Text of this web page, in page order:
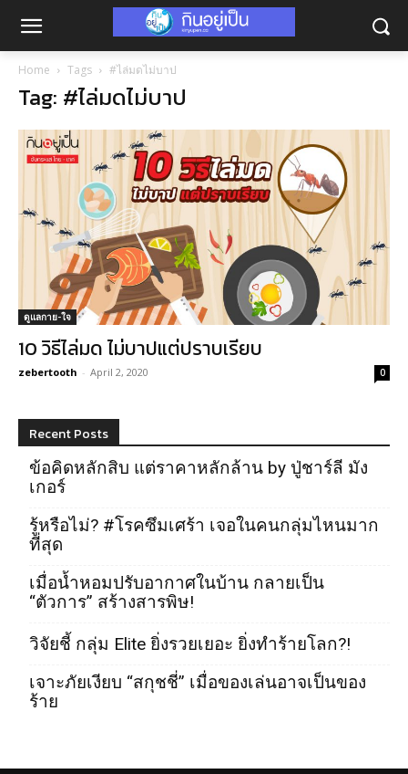
Home Tags #ไล่มดไม่บาป
Tag: #ไล่มดไม่บาป
ดูแลกาย-ใจ
10 วิธีไล่มด ไม่บาปแต่ปราบเรียบ
zebertooth - April 2, 2020 0
Recent Posts
ข้อคิดหลักสิบ แต่ราคาหลักล้าน by ปู่ชาร์ลี มัง
เกอร์
รู้หรือไม่? #โรคซึมเศร้า เจอในคนกลุ่มไหนมาก
ที่สุด
เมื่อน้ำหอมปรับอากาศในบ้าน กลายเป็น
“ตัวการ” สร้างสารพิษ!
วิจัยชี้ กลุ่ม Elite ยิ่งรวยเยอะ ยิ่งทำร้ายโลก?!
เจาะภัยเงียบ “สกุชชี่” เมื่อของเล่นอาจเป็นของ
ร้าย